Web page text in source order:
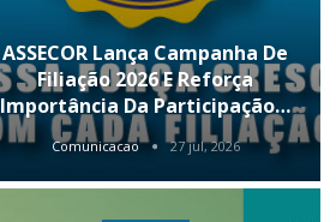
ASSECOR Lança Campanha De
Filiação 2026 E Reforça
Importância Da Participação…
Comunicacao 27 jul, 2026